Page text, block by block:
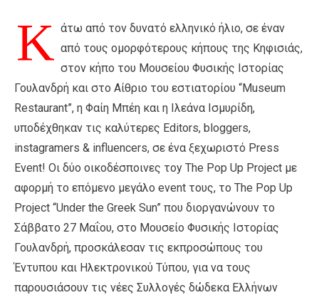
Κ άτω από τον δυνατό ελληνικό ήλιο, σε έναν
από τους ομορφότερους κήπους της Κηφισιάς,
στον κήπο του Μουσείου Φυσικής Ιστορίας
Γουλανδρή και στο Αίθριο του εστιατορίου “Museum
Restaurant”, η Φαίη Μπέη και η Ιλεάνα Ισμυρίδη,
υποδέχθηκαν τις καλύτερες Editors, bloggers,
instagramers & influencers, σε ένα ξεχωριστό Press
Event! Οι δύο οικοδέσποινες τoy The Pop Up Project με
αφορμή το επόμενο μεγάλο event τους, το The Pop Up
Project “Under the Greek Sun” που διοργανώνουν το
Σάββατο 27 Μαΐου, στο Μουσείο Φυσικής Ιστορίας
Γουλανδρή, προσκάλεσαν τις εκπροσώπους του
Έντυπου και Ηλεκτρονικού Τύπου, για να τους
παρουσιάσουν τις νέες Συλλογές δώδεκα Ελλήνων